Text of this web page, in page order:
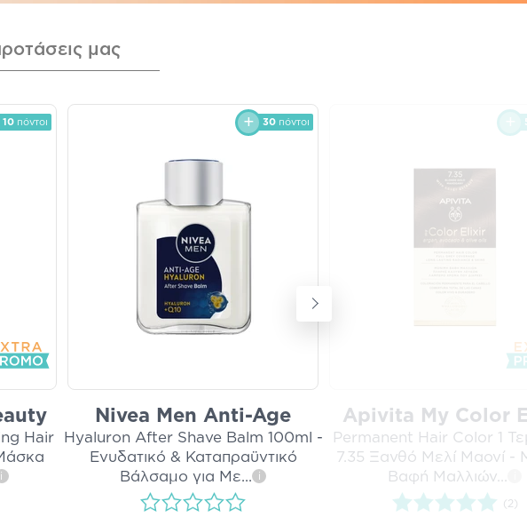
μας
10 πόντοι
Hair
i
30 πόντοι
Nivea Men Anti-Age
Hyaluron After Shave Balm 100ml -
​​​​​​​Ενυδατικό & Καταπραϋντικό
Βάλσαμο για Με... i
Apivita My Color
Permanent Hair Color 1
7.35 Ξανθό Μελί Μαονί -
Βαφή Μαλλιών
(2)